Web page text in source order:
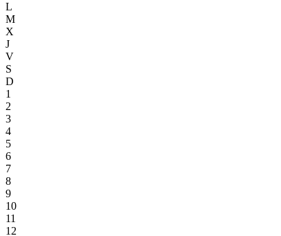
L
M
X
J
V
S
D
1
2
3
4
5
6
7
8
9
10
11
12